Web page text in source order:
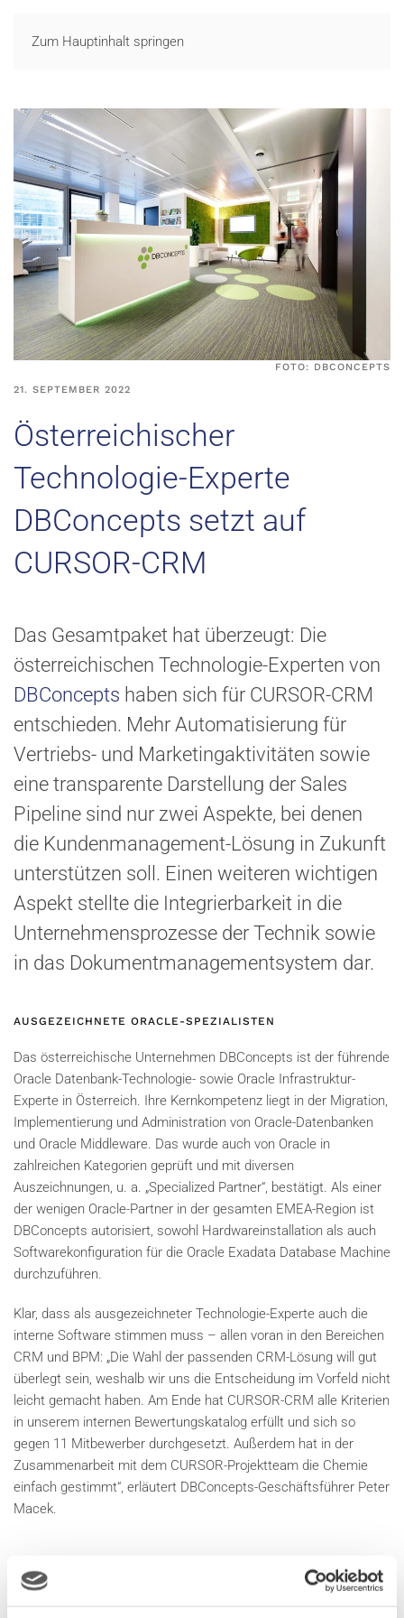
Zum Hauptinhalt springen
FOTO: DBCONCEPTS
21. SEPTEMBER 2022
Österreichischer
Technologie-Experte
DBConcepts setzt auf
CURSOR-CRM
Das Gesamtpaket hat überzeugt: Die
österreichischen Technologie-Experten von
DBConcepts haben sich für CURSOR-CRM
entschieden. Mehr Automatisierung für
Vertriebs- und Marketingaktivitäten sowie
eine transparente Darstellung der Sales
Pipeline sind nur zwei Aspekte, bei denen
die Kundenmanagement-Lösung in Zukunft
unterstützen soll. Einen weiteren wichtigen
Aspekt stellte die Integrierbarkeit in die
Unternehmensprozesse der Technik sowie
in das Dokumentmanagementsystem dar.
AUSGEZEICHNETE ORACLE-SPEZIALISTEN
Das österreichische Unternehmen DBConcepts ist der führende
Oracle Datenbank-Technologie- sowie Oracle Infrastruktur-
Experte in Österreich. Ihre Kernkompetenz liegt in der Migration,
Implementierung und Administration von Oracle-Datenbanken
und Oracle Middleware. Das wurde auch von Oracle in
zahlreichen Kategorien geprüft und mit diversen
Auszeichnungen, u. a. „Specialized Partner“, bestätigt. Als einer
der wenigen Oracle-Partner in der gesamten EMEA-Region ist
DBConcepts autorisiert, sowohl Hardwareinstallation als auch
Softwarekonfiguration für die Oracle Exadata Database Machine
durchzuführen.
Klar, dass als ausgezeichneter Technologie-Experte auch die
interne Software stimmen muss – allen voran in den Bereichen
CRM und BPM: „Die Wahl der passenden CRM-Lösung will gut
überlegt sein, weshalb wir uns die Entscheidung im Vorfeld nicht
leicht gemacht haben. Am Ende hat CURSOR-CRM alle Kriterien
in unserem internen Bewertungskatalog erfüllt und sich so
gegen 11 Mitbewerber durchgesetzt. Außerdem hat in der
Zusammenarbeit mit dem CURSOR-Projektteam die Chemie
einfach gestimmt“, erläutert DBConcepts-Geschäftsführer Peter
Macek.